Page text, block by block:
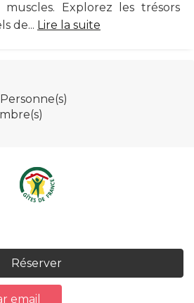
muscles. Explorez les trésors
de... Lire la suite
Réserver
email